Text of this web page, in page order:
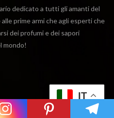
dedicato a tutti gli amanti del
prime armi che agli esperti che
dei profumi e dei sapori
mondo!
IT